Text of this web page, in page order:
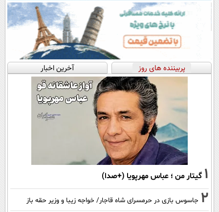
پربیننده های روز آخرین اخبار
1 گیتار من ؛ عباس مهرپویا (+صدا)
2 جاسوس بازی در حرمسرای شاه قاجار/ خواجه زیبا و وزیر حقه باز